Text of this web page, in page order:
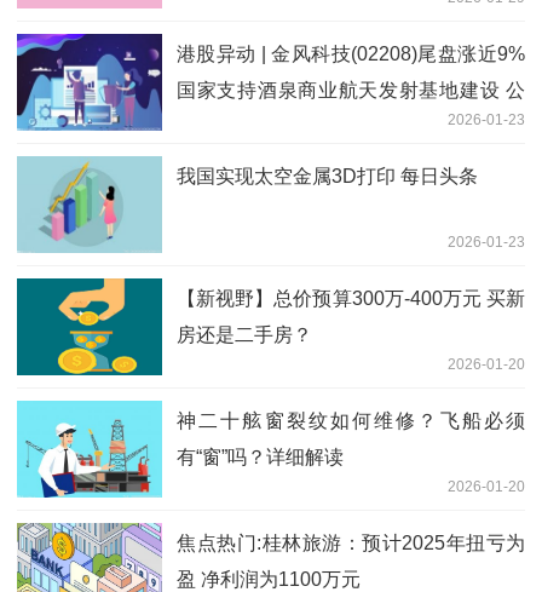
港股异动 | 金风科技(02208)尾盘涨近9%
国家支持酒泉商业航天发射基地建设 公
司战略投资绑定蓝箭航天 最资讯2026-01-23
我国实现太空金属3D打印 每日头条
2026-01-23
【新视野】总价预算300万-400万元 买新
房还是二手房？
2026-01-20
神二十舷窗裂纹如何维修？飞船必须
有“窗”吗？详细解读
2026-01-20
焦点热门:桂林旅游：预计2025年扭亏为
盈 净利润为1100万元